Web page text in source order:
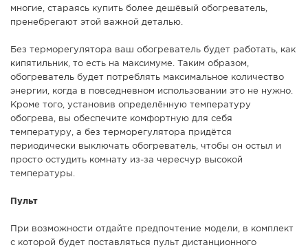
многие, стараясь купить более дешёвый обогреватель,
пренебрегают этой важной деталью.
Без терморегулятора ваш обогреватель будет работать, как
кипятильник, то есть на максимуме. Таким образом,
обогреватель будет потреблять максимальное количество
энергии, когда в повседневном использовании это не нужно.
Кроме того, установив определённую температуру
обогрева, вы обеспечите комфортную для себя
температуру, а без терморегулятора придётся
периодически выключать обогреватель, чтобы он остыл и
просто остудить комнату из-за чересчур высокой
температуры.
Пульт
При возможности отдайте предпочтение модели, в комплект
с которой будет поставляться пульт дистанционного